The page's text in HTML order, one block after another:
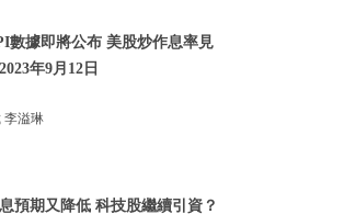
數據即將公布 美股炒作息率見
年9月12日
李溢琳
預期又降低 科技股繼續引資？